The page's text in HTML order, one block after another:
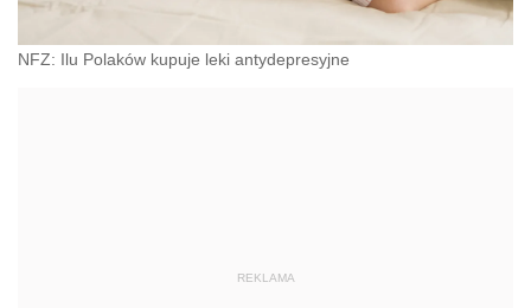
NFZ: Ilu Polaków kupuje leki antydepresyjne